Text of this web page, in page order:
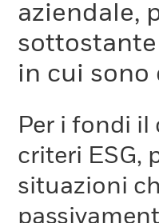
aziendale,
in cui
Per i fondi
criteri ESG,
situazioni